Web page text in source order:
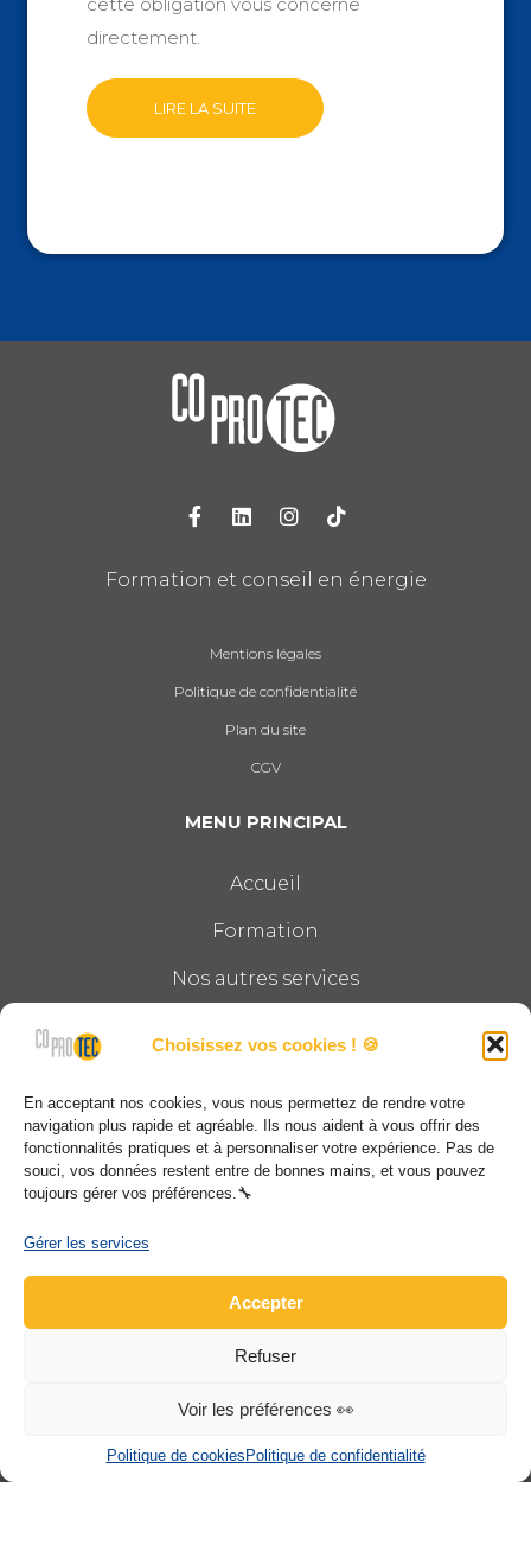
Choisissez vos cookies ! 🍪
En acceptant nos cookies, vous nous permettez de rendre votre
navigation plus rapide et agréable. Ils nous aident à vous offrir des
fonctionnalités pratiques et à personnaliser votre expérience. Pas de
souci, vos données restent entre de bonnes mains, et vous pouvez
toujours gérer vos préférences.🔧
Gérer les services
Accepter
Refuser
Voir les préférences 👀
Politique de cookies Politique de confidentialité
directement.
LIRE LA SUITE
Formation et conseil en énergie
Mentions légales
Politique de confidentialité
Plan du site
CGV
MENU PRINCIPAL
Accueil
Formation
Nos autres services
Contact
COPROTEC
03 69 28 89 00
contact@coprotec.net
www.coprotec.net
© Copyright COPROTEC 2022